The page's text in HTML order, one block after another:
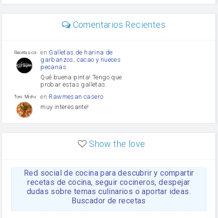
Comentarios Recientes
Recetas con sazon
en Galletas de harina de
garbanzos, cacao y nueces
pecanas
Qué buena pinta! Tengo que
probar estas galletas.
Toni Michel Caubet
en Rawmesan casero
muy interesante!
enLasaña casera fácil y
HOJALDROSA TV
enGachas de la abuela
Rosa
https://youtu.be/Mz69gcVO3sI
Rosa enReceta Del Bizcocho
Show the love
Red social de cocina para descubrir y compartir
recetas de cocina, seguir cocineros, despejar
dudas sobre temas culinarios o aportar ideas.
Buscador de recetas